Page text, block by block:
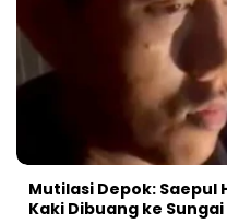
Mutilasi Depok: Saepul
Kaki Dibuang ke Sungai